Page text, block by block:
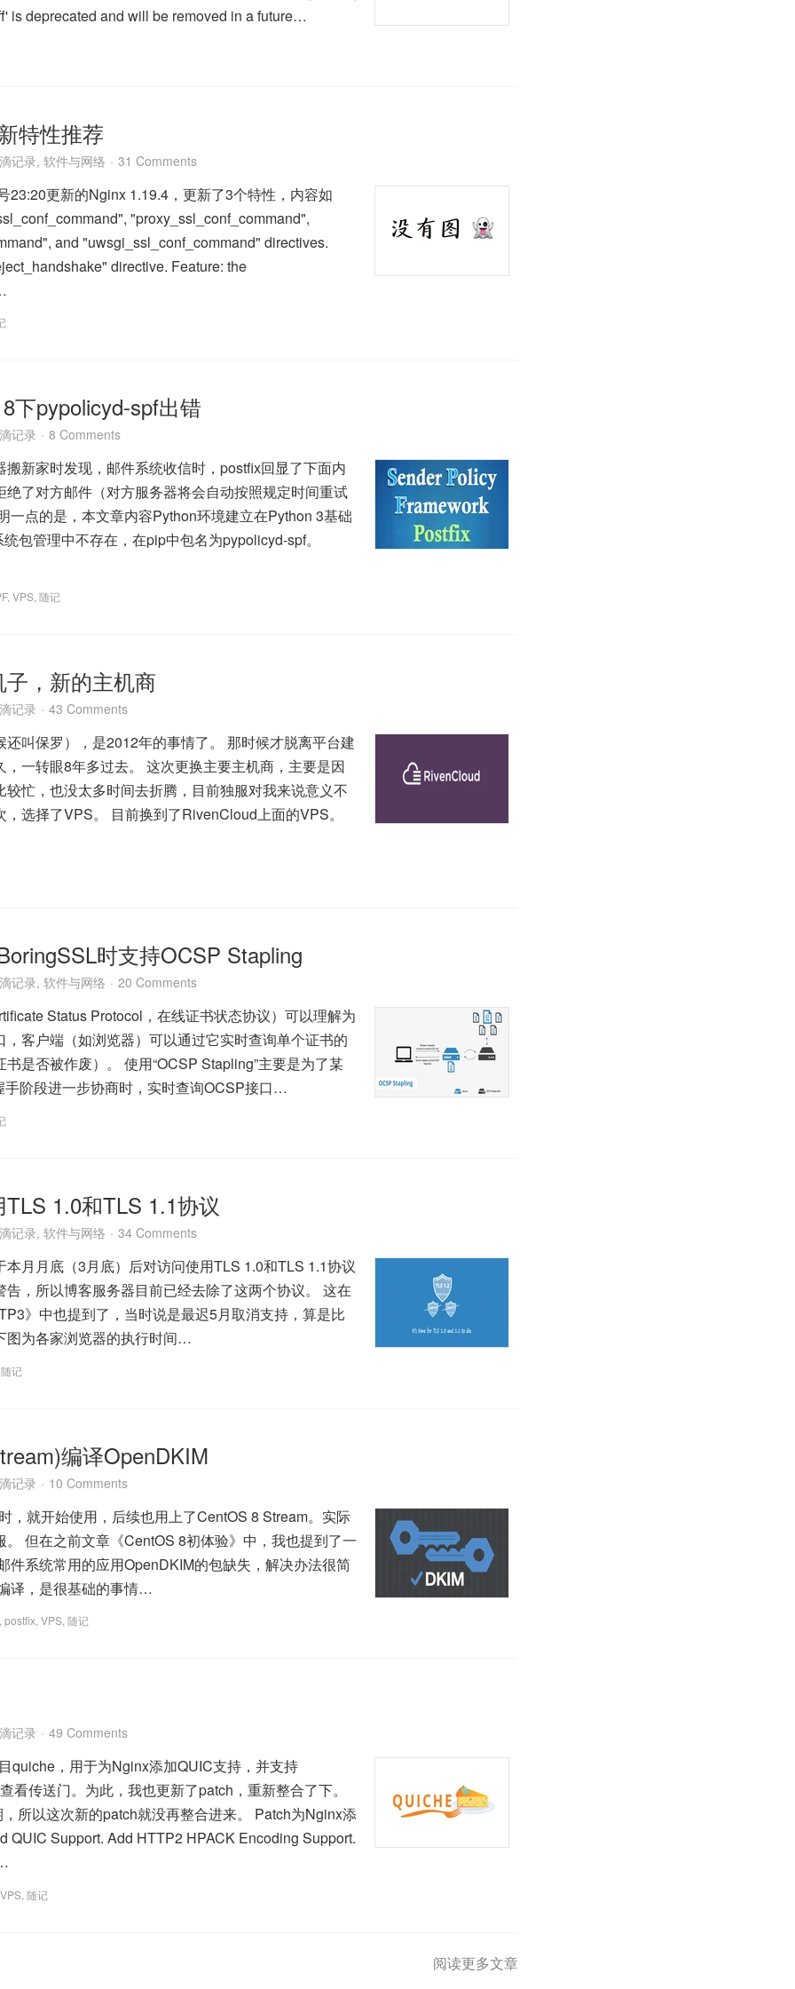
is deprecated and will be removed in a future…
特性推荐
记录, 软件与网络 31 Comments
23:20更新的Nginx 1.19.4，更新了3个特性，内容如
"proxy_ssl_conf_command",
and "uwsgi_ssl_conf_command" directives.
directive. Feature: the
下pypolicyd-spf出错
记录 8 Comments
搬新家时发现，邮件系统收信时，postfix回显了下面内
绝了对方邮件（对方服务器将会自动按照规定时间重试
一点的是，本文章内容Python环境建立在Python 3基础
包管理中不存在，在pip中包名为pypolicyd-spf。
, VPS 随记
，新的主机商
记录 43 Comments
还叫保罗），是2012年的事情了。 那时候才脱离平台建
，一转眼8年多过去。 这次更换主要主机商，主要是因
较忙，也没太多时间去折腾，目前独服对我来说意义不
选择了VPS。 目前换到了RivenCloud上面的VPS。
时支持OCSP Stapling
记录, 软件与网络 20 Comments
Status Protocol，在线证书状态协议）可以理解为
，客户端（如浏览器）可以通过它实时查询单个证书的
是否被作废）。 使用“OCSP Stapling”主要是为了某
手阶段进一步协商时，实时查询OCSP接口…
1.0和TLS 1.1协议
记录, 软件与网络 34 Comments
本月月底（3月底）后对访问使用TLS 1.0和TLS 1.1协议
告，所以博客服务器目前已经去除了这两个协议。 这在
》中也提到了，当时说是最迟5月取消支持，算是比
图为各家浏览器的执行时间…
随记
编译OpenDKIM
记录 10 Comments
，就开始使用，后续也用上了CentOS 8 Stream。实际
。 但在之前文章《CentOS 8初体验》中，我也提到了一
件系统常用的应用OpenDKIM的包缺失，解决办法很简
译，是很基础的事情…
postfix VPS 随记
记录 49 Comments
quiche，用于为Nginx添加QUIC支持，并支持
看传送门。为此，我也更新了patch，重新整合了下。
所以这次新的patch就没再整合进来。 Patch为Nginx添
QUIC Support. Add HTTP2 HPACK Encoding Support.
VPS 随记
阅读更多文章